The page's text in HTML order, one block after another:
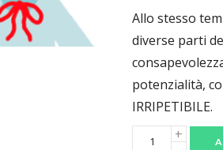
Allo stesso
diverse parti
potenzialità,
IRRIPETIBILE.